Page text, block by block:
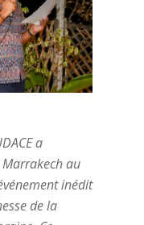
a
au
inédit
de la